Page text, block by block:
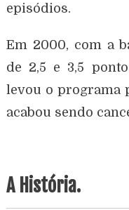
episódios.
Em 2000, com a
de 2,5 e 3,5
levou o programa
acabou sendo
A História.